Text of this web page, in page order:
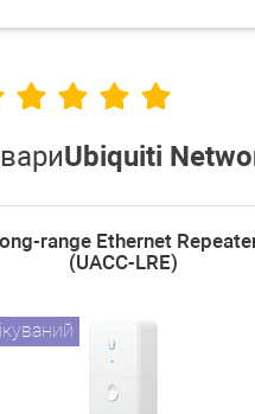
Ubiquiti
range Ethernet
(UACC-LRE)